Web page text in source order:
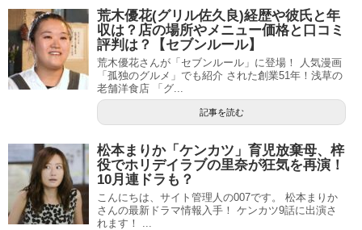
荒木優花(グリル佐久良)経歴や彼氏と年
収は？店の場所やメニュー価格と口コミ
評判は？【セブンルール】
荒木優花さんが「セブンルール」に登場！ 人気漫画
「孤独のグルメ」でも紹介 された創業51年！浅草の
老舗洋食店 「グ...
記事を読む
松本まりか「ケンカツ」育児放棄母、梓
役でホリデイラブの里奈が狂気を再演！
10月連ドラも？
こんにちは、サイト管理人の007です。 松本まりか
さんの最新ドラマ情報入手！ ケンカツ9話に出演さ
れます！ ...